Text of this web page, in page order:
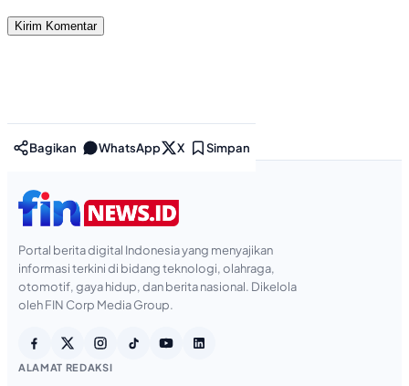
Bagikan WhatsApp X Simpan
Portal berita digital Indonesia yang menyajikan
informasi terkini di bidang teknologi, olahraga,
otomotif, gaya hidup, dan berita nasional. Dikelola
oleh FIN Corp Media Group.
ALAMAT REDAKSI